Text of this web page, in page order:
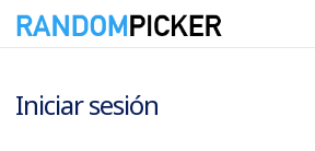
Iniciar sesión